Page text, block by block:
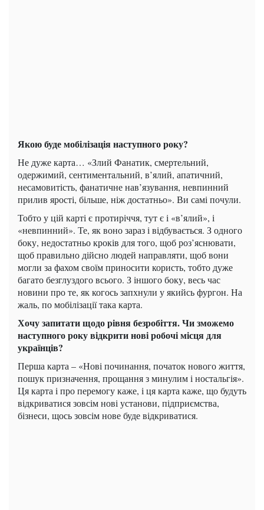
Якою буде мобілізація наступного року?
Не дуже карта… «Злий Фанатик, смертельний,
одержимий, сентиментальний, в’ялий, апатичний,
несамовитість, фанатичне нав’язування, невпинний
прилив ярості, більше, ніж достатньо». Ви самі почули.
Тобто у цій карті є протиріччя, тут є і «в’ялий», і
«невпинний». Те, як воно зараз і відбувається. З одного
боку, недостатньо кроків для того, щоб роз’яснювати,
щоб правильно дійсно людей направляти, щоб вони
могли за фахом своїм приносити користь, тобто дуже
багато безглуздого всього. З іншого боку, весь час
новини про те, як когось запхнули у якийсь фургон. На
жаль, по мобілізації така карта.
Хочу запитати щодо рівня безробіття. Чи зможемо
наступного року відкрити нові робочі місця для
українців?
Перша карта – «Нові починання, початок нового життя,
пошук призначення, прощання з минулим і ностальгія».
Ця карта і про перемогу каже, і ця карта каже, що будуть
відкриватися зовсім нові установи, підприємства,
бізнеси, щось зовсім нове буде відкриватися.